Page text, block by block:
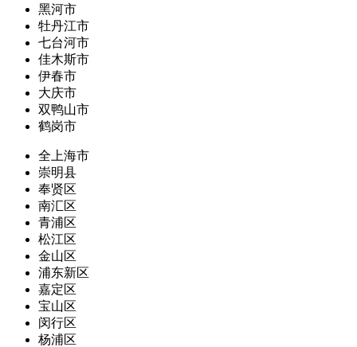
黑河市
牡丹江市
七台河市
佳木斯市
伊春市
大庆市
双鸭山市
鹤岗市
全上海市
崇明县
奉贤区
南汇区
青浦区
松江区
金山区
浦东新区
嘉定区
宝山区
闵行区
杨浦区